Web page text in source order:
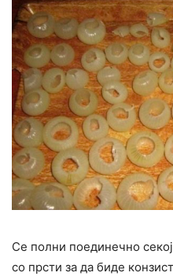
Се полни поединечно
со прсти за да биде